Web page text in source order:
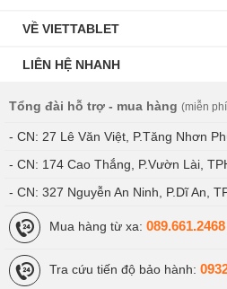
Máy ảnh hỗ trợ ghi lại các
cuộc
Đồng thời, ảnh của máy cũng
RAW để dễ dàng tùy chỉnh
thương hiệu nổi tiếng như
VỀ VIETTABLET
LIÊN HỆ NHANH
Tổng đài hỗ trợ - mua hàng (miễn
- CN: 27 Lê Văn Việt, P.Tăng Nhơn
- CN: 174 Cao Thắng, P.Vườn Lài,
- CN: 327 Nguyễn An Ninh, P.Dĩ An,
Mua hàng từ xa: 089.661.2468
Tra cứu tiến độ bảo hành: